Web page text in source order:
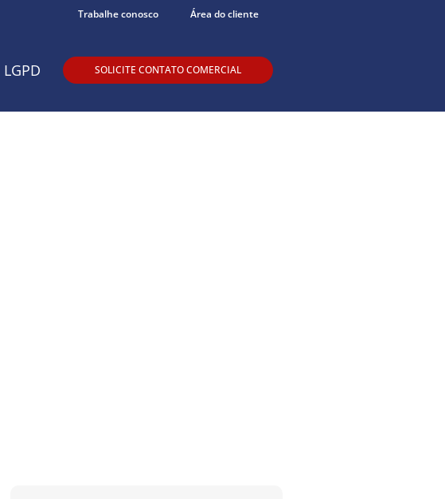
Trabalhe conosco Área do cliente
LGPD SOLICITE CONTATO COMERCIAL